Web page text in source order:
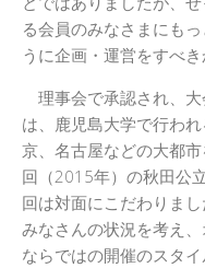
る会員のみなさまにも
うに企画・運営をすべ
理事会で承認され、
は、鹿児島大学で行わ
京、名古屋などの大都
回（2015年）の秋田公
回は対面にこだわりま
みなさんの状況を考え
ならではの開催のスタ